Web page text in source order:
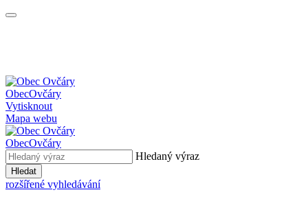
ObecOvčáry
Vytisknout
Mapa webu
ObecOvčáry
Hledaný výraz
Hledat
rozšířené vyhledávání